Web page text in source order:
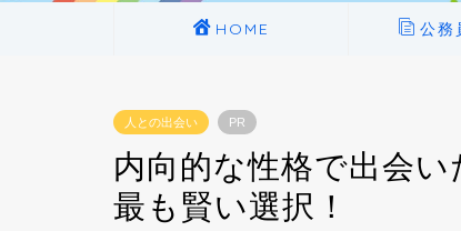
HOME 公務
人との出会い PR
内向的な性格で出会
最も賢い選択！